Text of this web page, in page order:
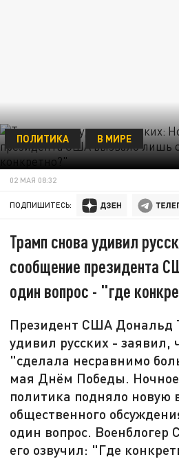
ПОЛИТИКА В МИРЕ
02 МАЯ 08:32
ПОДПИШИТЕСЬ:
Трамп снова удивил
сообщение президента
один вопрос - "где
Президент США Дональд
удивил русских - заявил,
"сделала несравнимо
мая Днём Победы.
политика подняло новую
общественного
один вопрос. Военблогер
его озвучил: "Где